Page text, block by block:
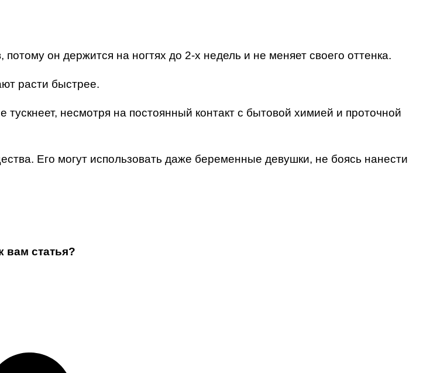
он держится на ногтях до 2-х недель и не меняет своего оттенка.
расти быстрее.
несмотря на постоянный контакт с бытовой химией и проточной
Его могут использовать даже беременные девушки, не боясь нанести
вам статья?